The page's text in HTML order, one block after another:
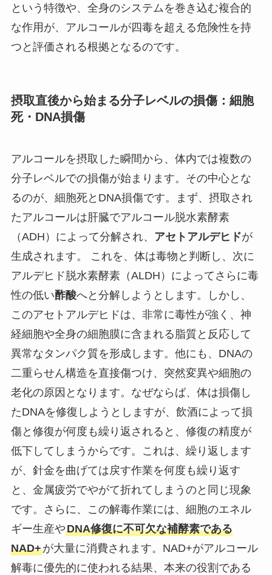
という特徴や、全身のシステムを巻き込む複合的
な作用が、アルコールが四毒を超える危険性を持
つと評価される根拠となるのです。
摂取直後から始まる分子レベルの損傷：細胞
死・DNA損傷
アルコールを摂取した瞬間から、体内では複数の
分子レベルでの損傷が始まります。その中心とな
るのが、細胞死とDNA損傷です。まず、摂取され
たアルコールは肝臓でアルコール脱水素酵素
（ADH）によって分解され、 アセトアルデヒドが
生成されます。 これを、体は毒物と判断し、次に
アルデヒド脱水素酵素（ALDH）によってさらに毒
性の低い酢酸へと分解しようとします。しかし、
このアセトアルデヒドは、非常に毒性が強く、神
経細胞や全身の細胞膜に含まれる脂質と反応して
異常なタンパク質を形成します。他にも、DNAの
二重らせん構造を直接傷つけ、突然変異や細胞の
老化の原因となります。なぜならば、体は損傷し
たDNAを修復しようとしますが、飲酒によって損
傷と修復が何度も繰り返されると、修復の精度が
低下してしまうからです。これは、繰り返します
が、針金を曲げては戻す作業を何度も繰り返す
と、金属疲労でやがて折れてしまうのと同じ現象
です。さらに、この解毒作業には、細胞のエネル
ギー生産やDNA修復に不可欠な補酵素である
NAD+が大量に消費されます。NAD+がアルコール
解毒に優先的に使われる結果、本来の役割である